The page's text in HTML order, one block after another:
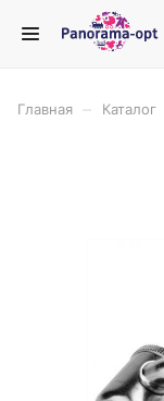
Главная Каталог